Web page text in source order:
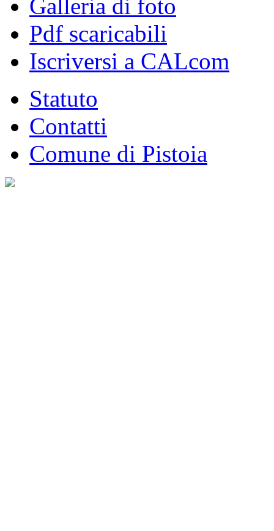
Galleria di foto
Pdf scaricabili
Iscriversi a CALcom
Statuto
Contatti
Comune di Pistoia